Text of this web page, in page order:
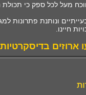
מעל לכל ספק כי
ונותנת פתרונות
חיינו.
ארוזים